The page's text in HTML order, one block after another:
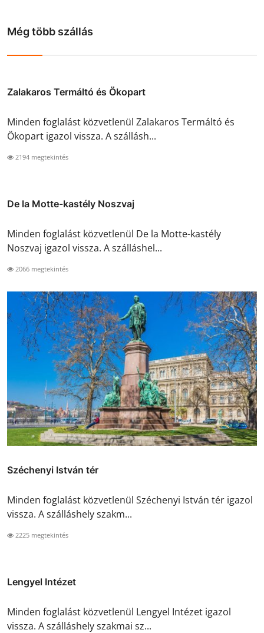
Még több szállás
Zalakaros Termáltó és Ökopart
Minden foglalást közvetlenül Zalakaros Termáltó és
Ökopart igazol vissza. A szállásh...
2194 megtekintés
De la Motte-kastély Noszvaj
Minden foglalást közvetlenül De la Motte-kastély
Noszvaj igazol vissza. A szálláshel...
2066 megtekintés
Széchenyi István tér
Minden foglalást közvetlenül Széchenyi István tér igazol
vissza. A szálláshely szakm...
2225 megtekintés
Lengyel Intézet
Minden foglalást közvetlenül Lengyel Intézet igazol
vissza. A szálláshely szakmai sz...